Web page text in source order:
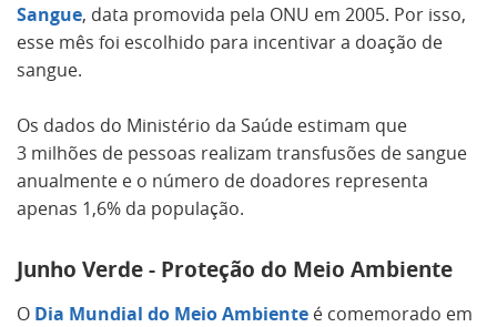
Sangue, data promovida pela ONU em 2005. Por isso,
esse mês foi escolhido para incentivar a doação de
sangue.
Os dados do Ministério da Saúde estimam que
3 milhões de pessoas realizam transfusões de sangue
anualmente e o número de doadores representa
apenas 1,6% da população.
Junho Verde - Proteção do Meio Ambiente
O Dia Mundial do Meio Ambiente é comemorado em